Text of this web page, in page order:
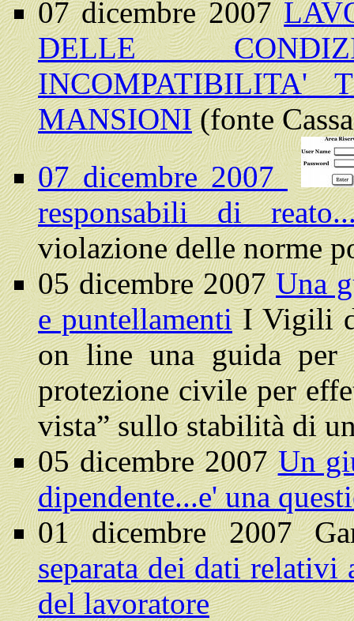
07 dicembre 2007
DELLE
MANSIONI(fonte
07 dicembre 2007
responsabili di
violazione delle norme
05 dicembre 2007Una
e puntellamenti I Vigili
on line una guida per
protezione civile per
vista” sullo stabilità di
05 dicembre 2007Un
dipendente...e' una
01 dicembre 2007
separata dei dati relativi
del lavoratore